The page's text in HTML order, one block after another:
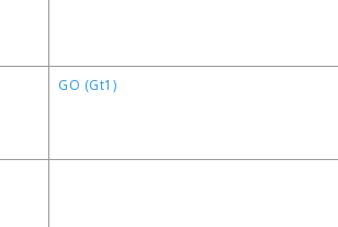
GO (Gt1)